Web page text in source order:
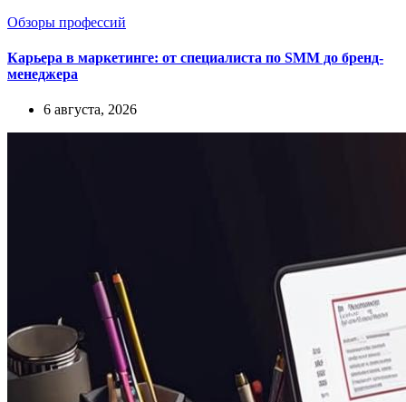
Обзоры профессий
Карьера в маркетинге: от специалиста по SMM до бренд-
менеджера
6 августа, 2026